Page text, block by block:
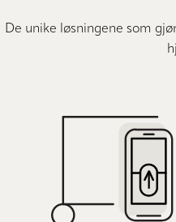
De unike løsningene som